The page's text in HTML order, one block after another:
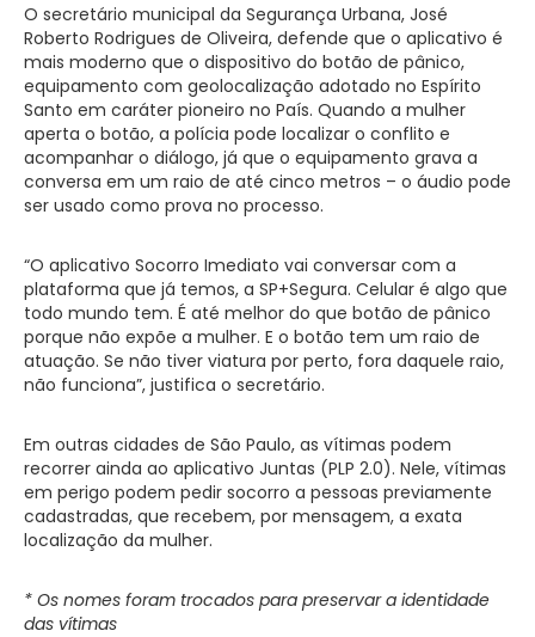
O secretário municipal da Segurança Urbana, José
Roberto Rodrigues de Oliveira, defende que o aplicativo é
mais moderno que o dispositivo do botão de pânico,
equipamento com geolocalização adotado no Espírito
Santo em caráter pioneiro no País. Quando a mulher
aperta o botão, a polícia pode localizar o conflito e
acompanhar o diálogo, já que o equipamento grava a
conversa em um raio de até cinco metros – o áudio pode
ser usado como prova no processo.
“O aplicativo Socorro Imediato vai conversar com a
plataforma que já temos, a SP+Segura. Celular é algo que
todo mundo tem. É até melhor do que botão de pânico
porque não expõe a mulher. E o botão tem um raio de
atuação. Se não tiver viatura por perto, fora daquele raio,
não funciona”, justifica o secretário.
Em outras cidades de São Paulo, as vítimas podem
recorrer ainda ao aplicativo Juntas (PLP 2.0). Nele, vítimas
em perigo podem pedir socorro a pessoas previamente
cadastradas, que recebem, por mensagem, a exata
localização da mulher.
* Os nomes foram trocados para preservar a identidade
das vítimas